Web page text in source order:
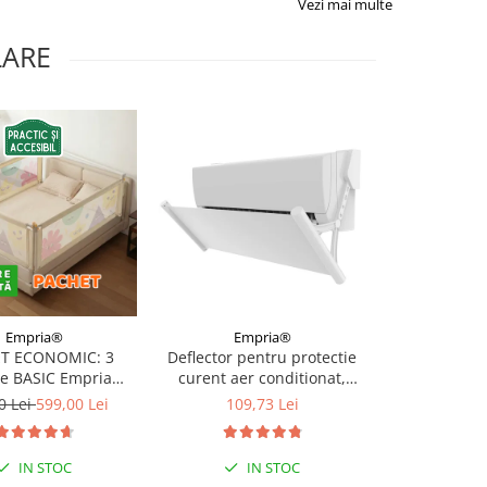
Vezi mai multe
Empria®
ECONOMIC: 3
BASIC Empria
pat 180X200 cm +
Lei599,00 Lei
IN STOC
Empria®
Deflector pentru protectie
curent aer conditionat,
Empria, ajustabil pe 4
109,73 Lei
IN STOC